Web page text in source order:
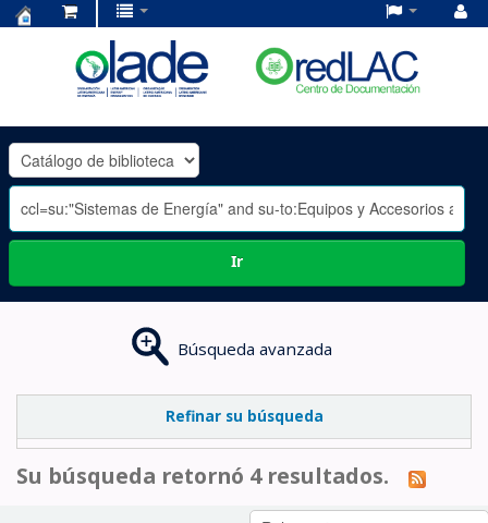
OLADE
-
Ir
Búsqueda avanzada
Refinar su búsqueda
Su búsqueda retornó 4 resultados.